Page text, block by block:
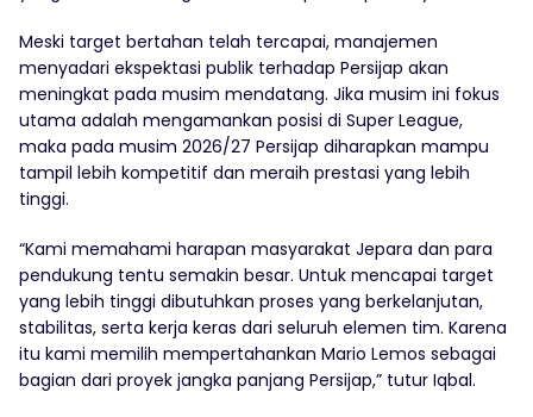
Meski target bertahan telah tercapai, manajemen
menyadari ekspektasi publik terhadap Persijap akan
meningkat pada musim mendatang. Jika musim ini fokus
utama adalah mengamankan posisi di Super League,
maka pada musim 2026/27 Persijap diharapkan mampu
tampil lebih kompetitif dan meraih prestasi yang lebih
tinggi.
“Kami memahami harapan masyarakat Jepara dan para
pendukung tentu semakin besar. Untuk mencapai target
yang lebih tinggi dibutuhkan proses yang berkelanjutan,
stabilitas, serta kerja keras dari seluruh elemen tim. Karena
itu kami memilih mempertahankan Mario Lemos sebagai
bagian dari proyek jangka panjang Persijap,” tutur Iqbal.